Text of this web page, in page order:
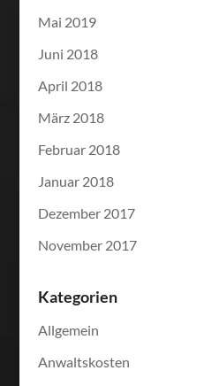
Mai 2019
Juni 2018
April 2018
März 2018
Februar 2018
Januar 2018
Dezember 2017
November 2017
Kategorien
Allgemein
Anwaltskosten